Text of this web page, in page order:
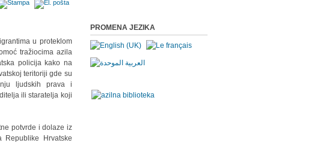
u proteklom
tražiocima azila
policija kako na
teritoriji gde su
ljudskih prava i
ili staratelja koji
potvrde i dolaze iz
Hrvatske
PROMENA JEZIKA